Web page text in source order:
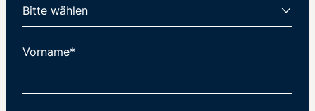
Vorname*